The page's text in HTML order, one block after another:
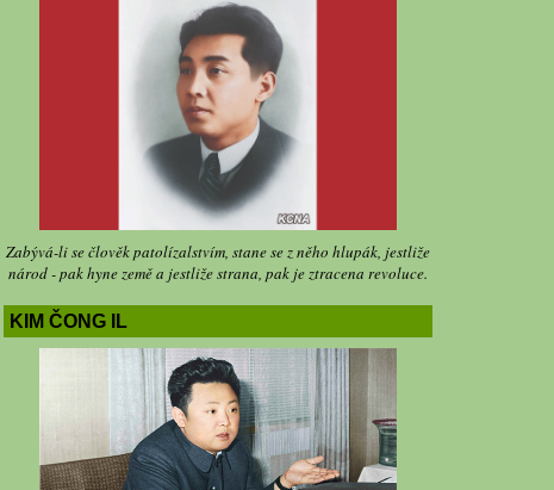
Zabývá-li se člověk patolízalstvím, stane se z něho hlupák, jestliže
národ - pak hyne země a jestliže strana, pak je ztracena revoluce.
KIM ČONG IL